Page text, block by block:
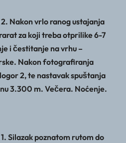
Nakon vrlo ranog ustajanja
za koji treba otprilike 6-7
i čestitanje na vrhu –
Nakon fotografiranja
2, te nastavak spuštanja
3.300 m. Večera. Noćenje.
Silazak poznatom rutom do